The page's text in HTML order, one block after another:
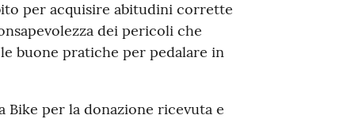
per acquisire abitudini corrette
dei pericoli che
buone pratiche per pedalare in
Bike per la donazione ricevuta e